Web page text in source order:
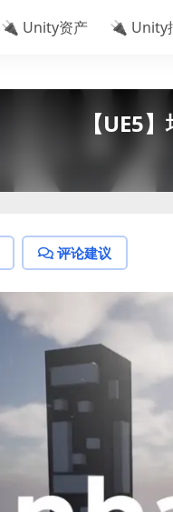
🔌 Unity资产 🔌 Unity
【UE5
评论建议